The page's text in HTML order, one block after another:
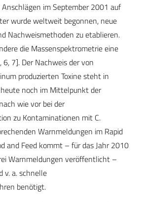
im September 2001 auf
wurde weltweit begonnen, neue
Nachweismethoden zu etablieren.
die Massenspektrometrie eine
7]. Der Nachweis der von
produzierten Toxine steht in
noch im Mittelpunkt der
wie vor bei der
zu Kontaminationen mit C.
Warnmeldungen im Rapid
and Feed kommt – für das Jahr 2010
Warnmeldungen veröffentlicht –
v. a. schnelle
benötigt.